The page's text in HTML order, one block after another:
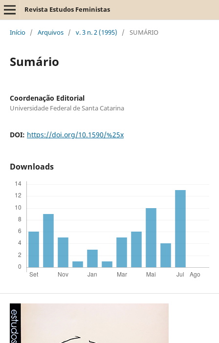
Revista Estudos Feministas
Início / Arquivos / v. 3 n. 2 (1995) / SUMÁRIO
Sumário
Coordenação Editorial
Universidade Federal de Santa Catarina
DOI: https://doi.org/10.1590/%25x
Downloads